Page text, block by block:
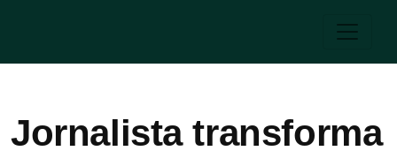
Jornalista transforma